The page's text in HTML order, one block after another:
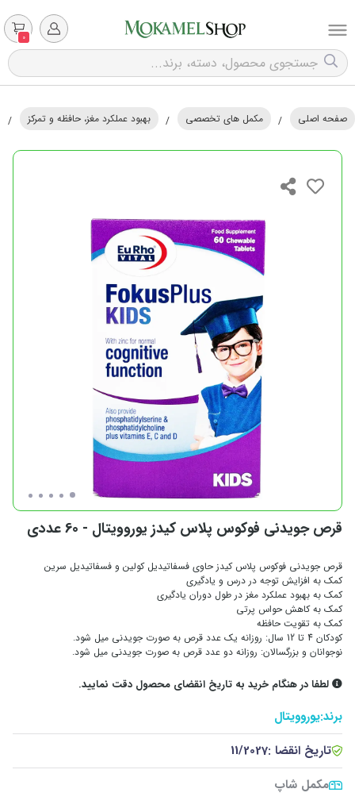
0
صفحه اصلی / مکمل های تخصصی / بهبود عملکرد مغز، حافظه و تمرکز /
قرص جویدنی فوکوس پلاس کیدز یوروویتال - 60 عددی
قرص جویدنی فوکوس پلاس کیدز حاوی فسفاتیدیل کولین و فسفاتیدیل سرین
کمک به افزایش توجه در درس و یادگیری
کمک به بهبود عملکرد مغز در طول دوران یادگیری
کمک به کاهش حواس پرتی
کمک به تقویت حافظه
کودکان 4 تا 12 سال: روزانه یک عدد قرص به صورت جویدنی میل شود.
نوجوانان و بزرگسالان: روزانه دو عدد قرص به صورت جویدنی میل شود.
لطفا در هنگام خرید به تاریخ انقضای محصول دقت نمایید.
برند:یوروویتال
تاریخ انقضا :11/2027
مکمل شاپ